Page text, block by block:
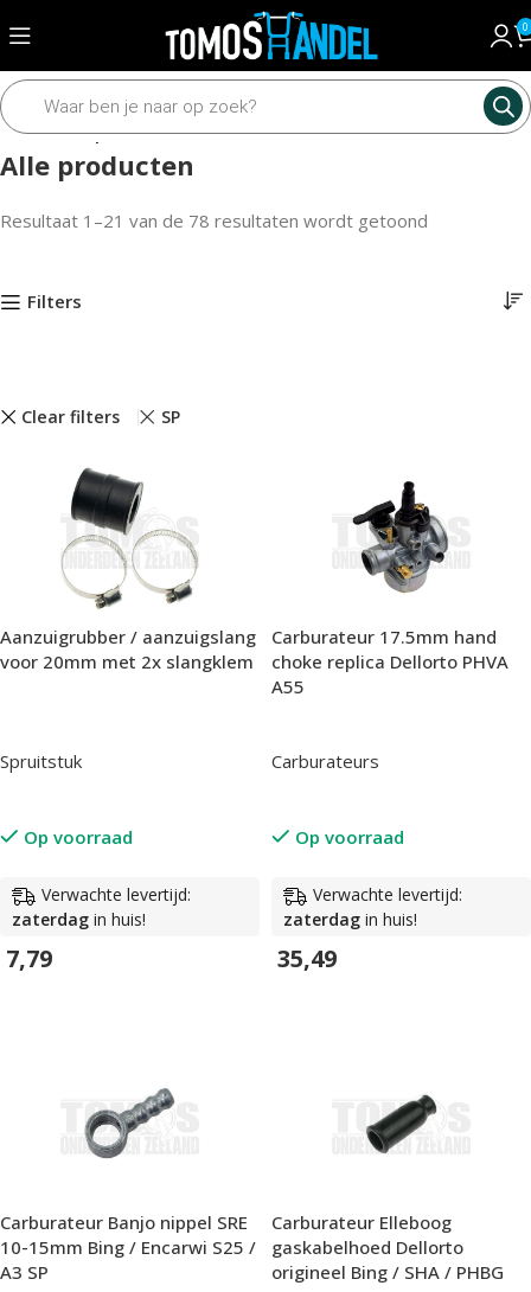
0
Home Alle producten
Alle producten
Resultaat 1–21 van de 78 resultaten wordt getoond
Filters
Clear filters SP
Aanzuigrubber / aanzuigslang
voor 20mm met 2x slangklem
Spruitstuk
Op voorraad
Verwachte levertijd:
zaterdag in huis!
7,79
Carburateur 17.5mm hand
choke replica Dellorto PHVA
A55
Carburateurs
Op voorraad
Verwachte levertijd:
zaterdag in huis!
35,49
Carburateur Banjo nippel SRE
10-15mm Bing / Encarwi S25 /
A3 SP
Carburateur Elleboog
gaskabelhoed Dellorto
origineel Bing / SHA / PHBG